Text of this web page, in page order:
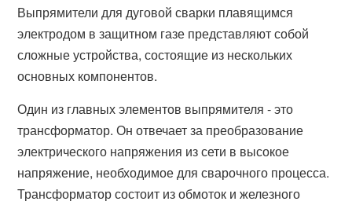
Выпрямители для дуговой сварки плавящимся
электродом в защитном газе представляют собой
сложные устройства, состоящие из нескольких
основных компонентов.
Один из главных элементов выпрямителя - это
трансформатор. Он отвечает за преобразование
электрического напряжения из сети в высокое
напряжение, необходимое для сварочного процесса.
Трансформатор состоит из обмоток и железного